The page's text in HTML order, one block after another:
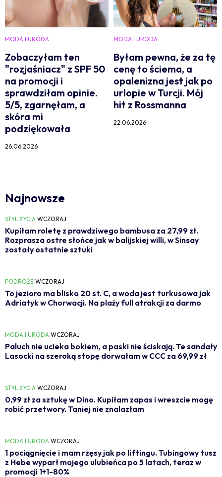
MODA I URODA
Zobaczyłam ten
"rozjaśniacz" z SPF 50
na promocji i
sprawdziłam opinie.
5/5, zgarnęłam, a
skóra mi
podziękowała
26.06.2026
MODA I URODA
Byłam pewna, że za tę
cenę to ściema, a
opalenizna jest jak po
urlopie w Turcji. Mój
hit z Rossmanna
22.06.2026
Najnowsze
STYL ŻYCIA WCZORAJ
Kupiłam roletę z prawdziwego bambusa za 27,99 zł.
Rozprasza ostre słońce jak w balijskiej willi, w Sinsay
zostały ostatnie sztuki
PODRÓŻE WCZORAJ
To jezioro ma blisko 20 st. C, a woda jest turkusowa jak
Adriatyk w Chorwacji. Na plaży full atrakcji za darmo
MODA I URODA WCZORAJ
Paluch nie ucieka bokiem, a paski nie ściskają. Te sandały
Lasocki na szeroką stopę dorwałam w CCC za 69,99 zł
STYL ŻYCIA WCZORAJ
0,99 zł za sztukę w Dino. Kupiłam zapas i wreszcie mogę
robić przetwory. Taniej nie znalazłam
MODA I URODA WCZORAJ
1 pociągnięcie i mam rzęsy jak po liftingu. Tubingowy tusz
z Hebe wyparł mojego ulubieńca po 5 latach, teraz w
promocji 1+1-80%